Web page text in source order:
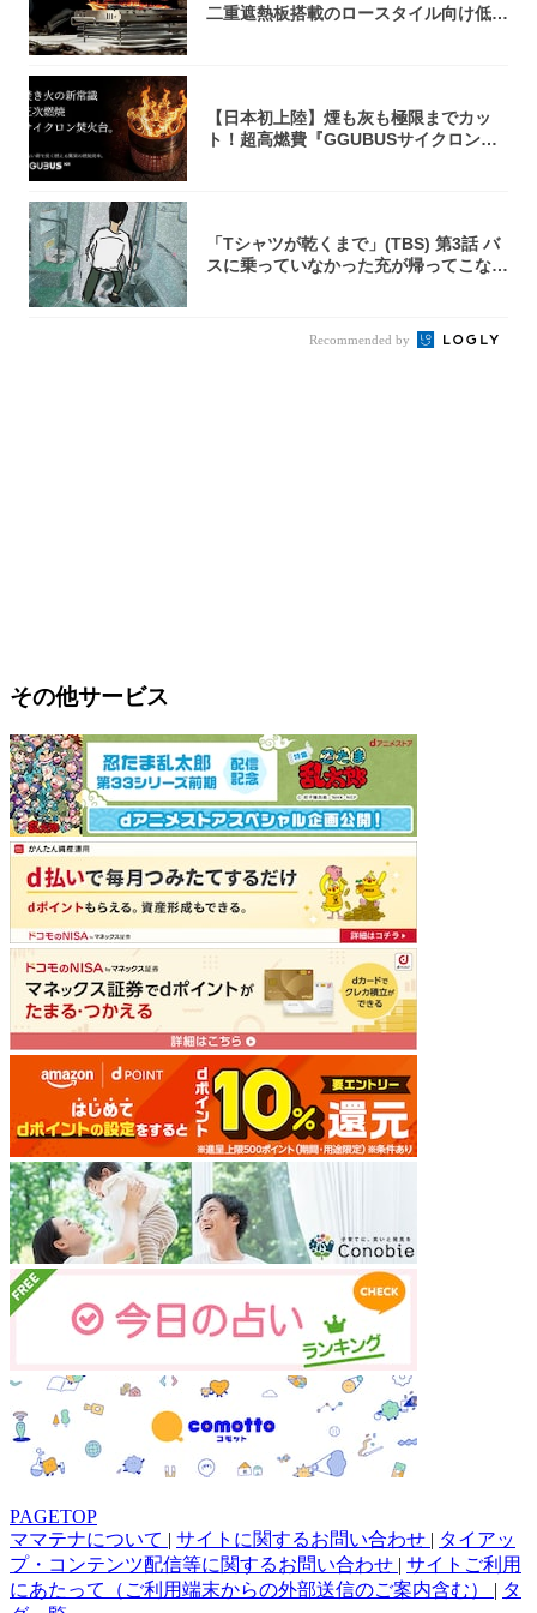
二重遮熱板搭載のロースタイル向け低型
【日本初上陸】煙も灰も極限までカッ
ト！超高燃費『GGUBUSサイクロン焚
「Tシャツが乾くまで」(TBS) 第3話 バ
スに乗っていなかった充が帰ってこな
Recommended by
その他サービス
PAGETOP
ママテナについて | サイトに関するお問い合わせ | タイアッ
プ・コンテンツ配信等に関するお問い合わせ | サイトご利用
にあたって（ご利用端末からの外部送信のご案内含む） | タ